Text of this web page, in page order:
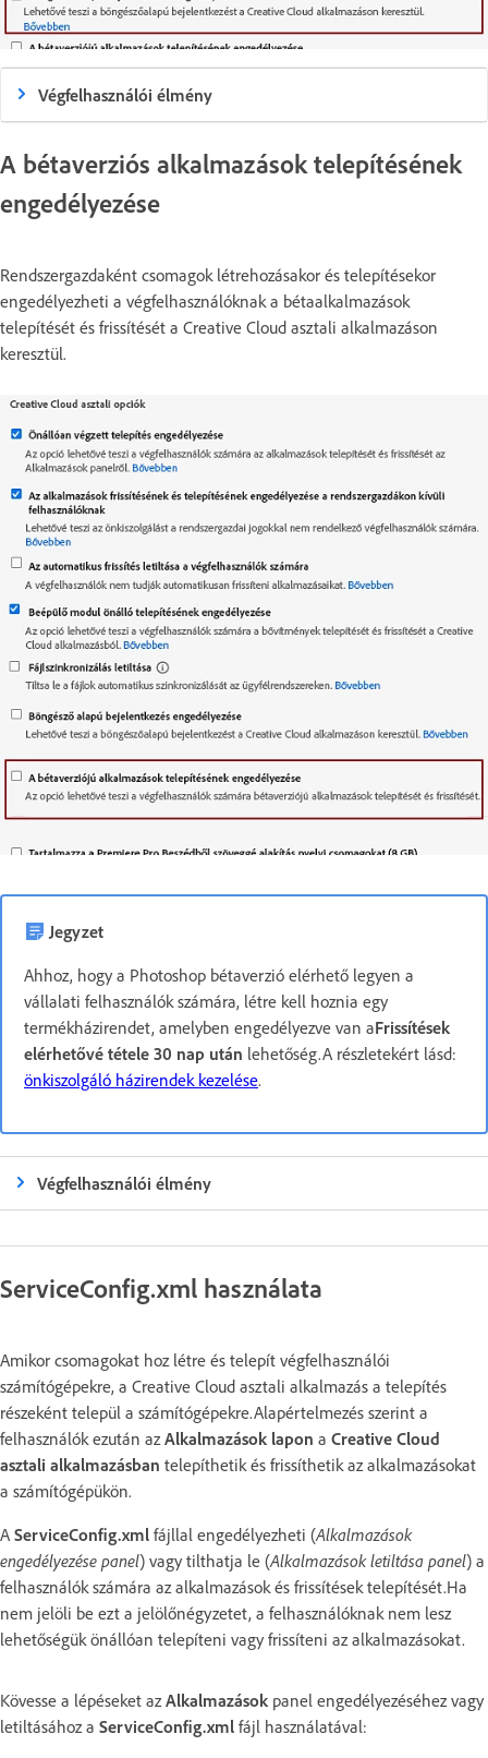
Végfelhasználói élmény
A bétaverziós alkalmazások telepítésének
engedélyezése
Rendszergazdaként csomagok létrehozásakor és telepítésekor
engedélyezheti a végfelhasználóknak a bétaalkalmazások
telepítését és frissítését a Creative Cloud asztali alkalmazáson
keresztül.
Jegyzet
Ahhoz, hogy a Photoshop bétaverzió elérhető legyen a
vállalati felhasználók számára, létre kell hoznia egy
termékházirendet, amelyben engedélyezve van aFrissítések
elérhetővé tétele 30 nap után lehetőség.A részletekért lásd:
önkiszolgáló házirendek kezelése.
Végfelhasználói élmény
ServiceConfig.xml használata
Amikor csomagokat hoz létre és telepít végfelhasználói
számítógépekre, a Creative Cloud asztali alkalmazás a telepítés
részeként települ a számítógépekre.Alapértelmezés szerint a
felhasználók ezután az Alkalmazások lapon a Creative Cloud
asztali alkalmazásban telepíthetik és frissíthetik az alkalmazásokat
a számítógépükön.
A ServiceConfig.xml fájllal engedélyezheti (Alkalmazások
engedélyezése panel) vagy tilthatja le (Alkalmazások letiltása panel) a
felhasználók számára az alkalmazások és frissítések telepítését.Ha
nem jelöli be ezt a jelölőnégyzetet, a felhasználóknak nem lesz
lehetőségük önállóan telepíteni vagy frissíteni az alkalmazásokat.
Kövesse a lépéseket az Alkalmazások panel engedélyezéséhez vagy
letiltásához a ServiceConfig.xml fájl használatával: